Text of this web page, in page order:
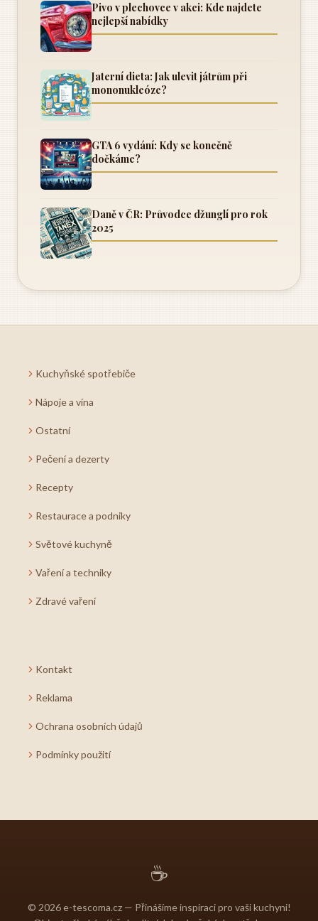
Pivo v plechovce v akci: Kde najdete
nejlepší nabídky
Jaterní dieta: Jak ulevit játrům při
mononukleóze?
GTA 6 vydání: Kdy se konečně
dočkáme?
Daně v ČR: Průvodce džunglí pro rok
2025
Kuchyňské spotřebiče
Nápoje a vína
Ostatní
Pečení a dezerty
Recepty
Restaurace a podniky
Světové kuchyně
Vaření a techniky
Zdravé vaření
Kontakt
Reklama
Ochrana osobních údajů
Podmínky použití
☕
© 2026 e-tescoma.cz — Přinášíme inspiraci pro vaši kuchyni!